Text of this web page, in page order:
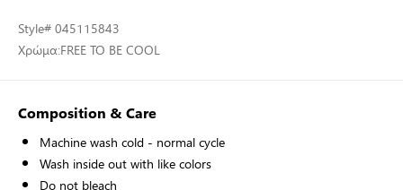
Style# 045115843
Χρώμα:FREE TO BE COOL
Composition & Care
Machine wash cold - normal cycle
Wash inside out with like colors
Do not bleach